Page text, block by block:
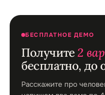
БЕСПЛАТНОЕ ДЕМО
Получите2
бесплатно, до
Расскажите про